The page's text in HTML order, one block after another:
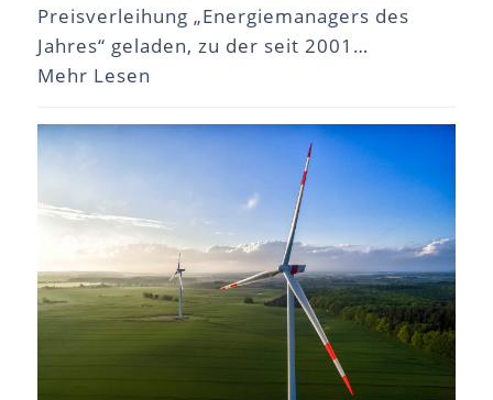
Preisverleihung „Energiemanagers des
Jahres“ geladen, zu der seit 2001…
Mehr Lesen